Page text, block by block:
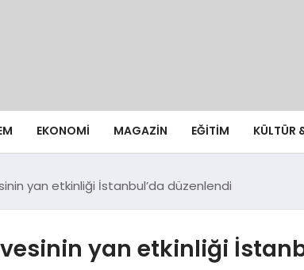
EKONOMI MAGAZIN EĞITIM KÜLTÜR
yan etkinliği İstanbul’da düzenlendi
yan etkinliği